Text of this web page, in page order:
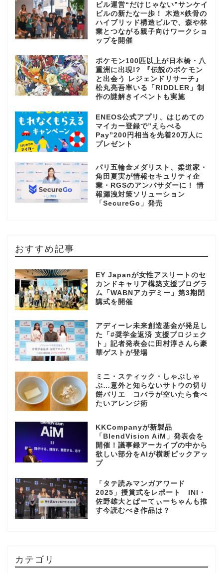
ビル運営“だけじゃない”サンケイ
ビルの新たな一歩！ 木造×鉄骨の
ハイブリッド構造ビルで、森や林
業とつながる親子向けワークショ
ップを開催
ポケモン100匹以上が日本橋・八
重洲に出現!? 『伝説のポケモン
と出会う レジェンドリサーチ』
松丸亮吾率いる「RIDDLER」制
作の謎解きイベントも実施
ENEOS公式アプリ、はじめての
マイカー登録で”えらべる
Pay”200円相当を先着20万人に
プレゼント
パリ五輪金メダリスト、柔道家・
角田夏実が情報セキュリティ企
業・RGSのアンバサダーに！ 情
報漏洩対策ソリューション
「SecureGo」発売
おすすめ記事
EY Japanが女性アスリートのセ
カンドキャリア構築支援プログラ
ム「WABNアカデミー」第3期閉
講式を開催
アディーレ未来創造基金が発足し
た「#奨学金返済 支援プロジェク
ト」記者発表会に田村淳さんら豪
華ゲストが登場
ミニ・スティック・しゃぶしゃ
ぶ…意外と知らないサトウの切り
餅バリエ コバラが空いたら食べ
たいアレンジ術
KKCompanyが新製品
「BlendVision AiM」発表会を
開催！議事録アーカイブの中から
欲しい部分をAIが横断ピックアッ
プ
「タテ読みマンガアワード
2025」授賞式をレポート INI・
佐野雄大とぱーてぃーちゃんも推
す今読むべき作品は？
カテゴリ